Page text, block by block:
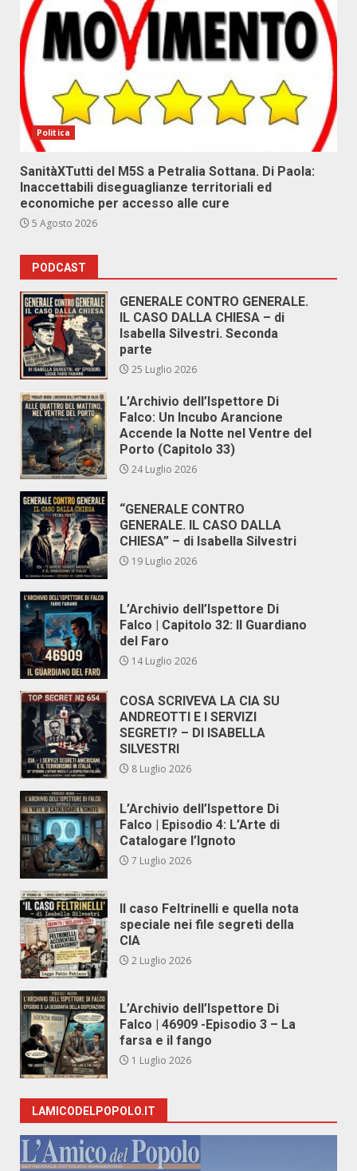
Politica
SanitàXTutti del M5S a Petralia Sottana. Di Paola:
Inaccettabili diseguaglianze territoriali ed
economiche per accesso alle cure
5 Agosto 2026
PODCAST
GENERALE CONTRO GENERALE.
IL CASO DALLA CHIESA – di
Isabella Silvestri. Seconda
parte
25 Luglio 2026
L’Archivio dell’Ispettore Di
Falco: Un Incubo Arancione
Accende la Notte nel Ventre del
Porto (Capitolo 33)
24 Luglio 2026
“GENERALE CONTRO
GENERALE. IL CASO DALLA
CHIESA” – di Isabella Silvestri
19 Luglio 2026
L’Archivio dell’Ispettore Di
Falco | Capitolo 32: Il Guardiano
del Faro
14 Luglio 2026
COSA SCRIVEVA LA CIA SU
ANDREOTTI E I SERVIZI
SEGRETI? – DI ISABELLA
SILVESTRI
8 Luglio 2026
L’Archivio dell’Ispettore Di
Falco | Episodio 4: L’Arte di
Catalogare l’Ignoto
7 Luglio 2026
Il caso Feltrinelli e quella nota
speciale nei file segreti della
CIA
2 Luglio 2026
L’Archivio dell’Ispettore Di
Falco | 46909 -Episodio 3 – La
farsa e il fango
1 Luglio 2026
LAMICODELPOPOLO.IT